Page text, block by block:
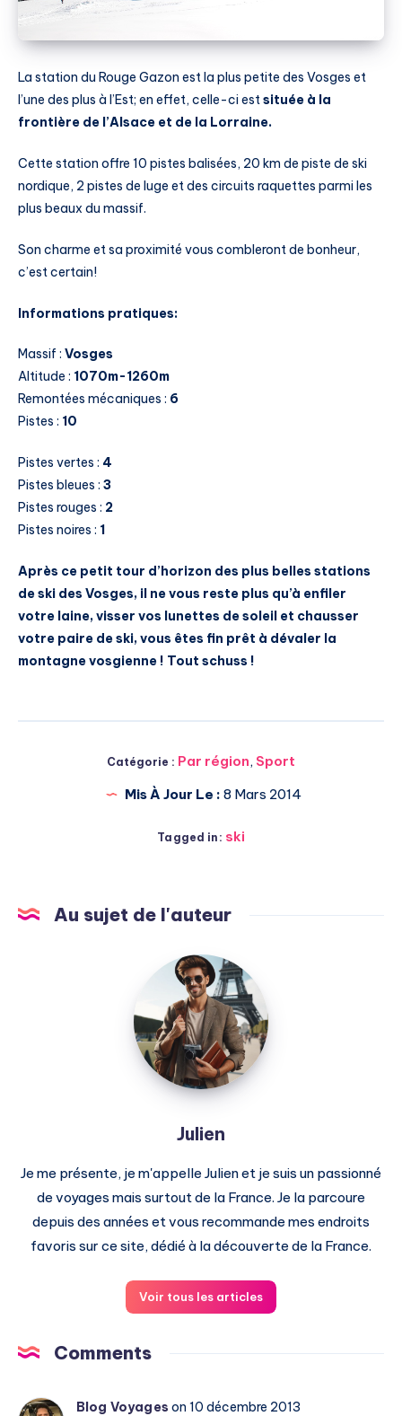
La station du Rouge Gazon est la plus petite des Vosges et
l’une des plus à l’Est; en effet, celle-ci estsituée à la
frontière de l’Alsace et de la Lorraine.
Cette station offre 10 pistes balisées, 20 km de piste de ski
nordique, 2 pistes de luge et des circuits raquettes parmi les
plus beaux du massif.
Son charme et sa proximité vous combleront de bonheur,
c’est certain!
Informations pratiques:
Massif : Vosges
Altitude : 1070m-1260m
Remontées mécaniques : 6
Pistes : 10
Pistes vertes : 4
Pistes bleues : 3
Pistes rouges : 2
Pistes noires : 1
Après ce petit tour d’horizon des plus belles stations
de ski des Vosges, il ne vous reste plus qu’à enfiler
votre laine, visser vos lunettes de soleil et chausser
votre paire de ski, vous êtes fin prêt à dévaler la
montagne vosgienne ! Tout schuss !
Catégorie : Par région, Sport
Mis À Jour Le : 8 Mars 2014
Tagged in: ski
Au sujet de l'auteur
Julien
Julien
Je me présente, je m'appelle Julien et je suis un passionné
de voyages mais surtout de la France. Je la parcoure
depuis des années et vous recommande mes endroits
favoris sur ce site, dédié à la découverte de la France.
Voir tous les articles
Comments
Blog Voyages on 10 décembre 2013